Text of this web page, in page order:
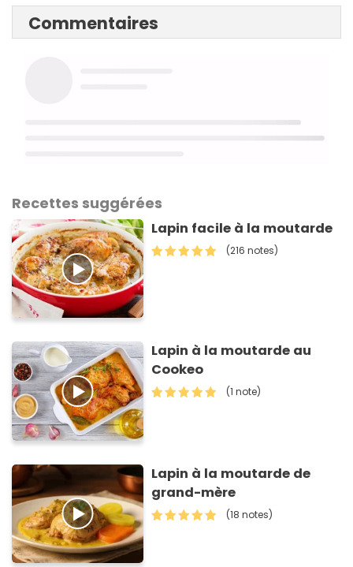
Commentaires
Recettes suggérées
Lapin facile à la moutarde
(216 notes)
Lapin à la moutarde au
Cookeo
(1 note)
Lapin à la moutarde de
grand-mère
(18 notes)